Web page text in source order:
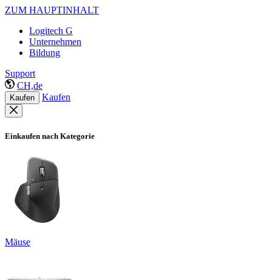
ZUM HAUPTINHALT
Logitech G
Unternehmen
Bildung
Support
CH,de
Kaufen Kaufen
Einkaufen nach Kategorie
Mäuse